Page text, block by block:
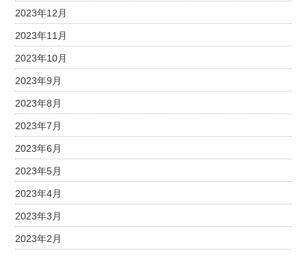
2023年12月
2023年11月
2023年10月
2023年9月
2023年8月
2023年7月
2023年6月
2023年5月
2023年4月
2023年3月
2023年2月